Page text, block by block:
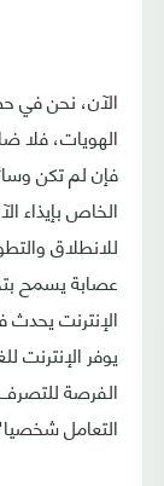
الآن، نحن في
الهويات، فلا
فإن لم تكن
الخاص بإيذاء
للانطلاق
عصابة يسمح
الإنترنت
يوفر
الفرصة
التعامل